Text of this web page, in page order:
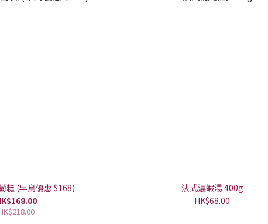
糕 (早鳥優惠 $168)
法式濃蝦湯 400g
HK$68.00